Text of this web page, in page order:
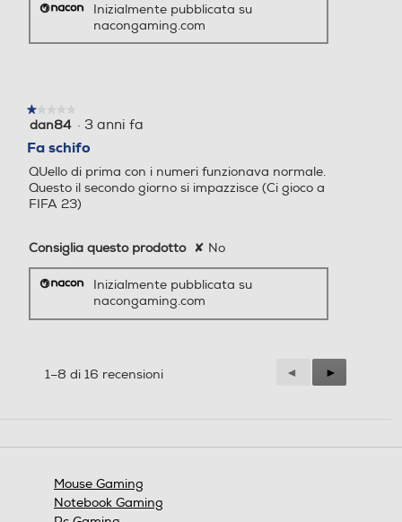
Inizialmente pubblicata su
nacongaming.com
★★★★★
★★★★★
1
5
stelle.
dan84 · 3 anni fa
Fa schifo
QUello di prima con i numeri funzionava normale.
Questo il secondo giorno si impazzisce (Ci gioco a
FIFA 23)
Consiglia questo prodotto ✘ No
Inizialmente pubblicata su
nacongaming.com
1–8 di 16 recensioni
Precedente
Reviews
◄
Successiva
Reviews
►
Mouse Gaming
Notebook Gaming